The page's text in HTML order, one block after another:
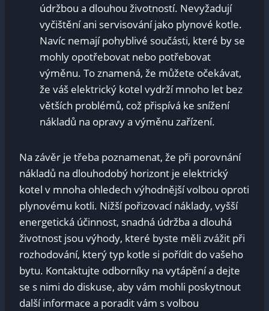
údržbou a dlouhou životností. Nevyžadují
vyčištění ani servisování jako plynové kotle.
Navíc nemají pohyblivé součásti, které by se
mohly opotřebovat nebo potřebovat
výměnu. To znamená, že můžete očekávat,
že váš elektrický kotel vydrží mnoho let bez
větších problémů, což přispívá ke snížení
nákladů na opravy a výměnu zařízení.
Na závěr je třeba poznamenat, že při porovnání
nákladů na dlouhodobý horizont je elektrický
kotel v mnoha ohledech výhodnější volbou oproti
plynovému kotli. Nižší pořizovací náklady, vyšší
energetická účinnost, snadná údržba a dlouhá
životnost jsou výhody, které byste měli zvážit při
rozhodování, který typ kotle si pořídit do vašeho
bytu. Kontaktujte odborníky na vytápění a dejte
se s nimi do diskuse, aby vám mohli poskytnout
další informace a poradit vám s volbou